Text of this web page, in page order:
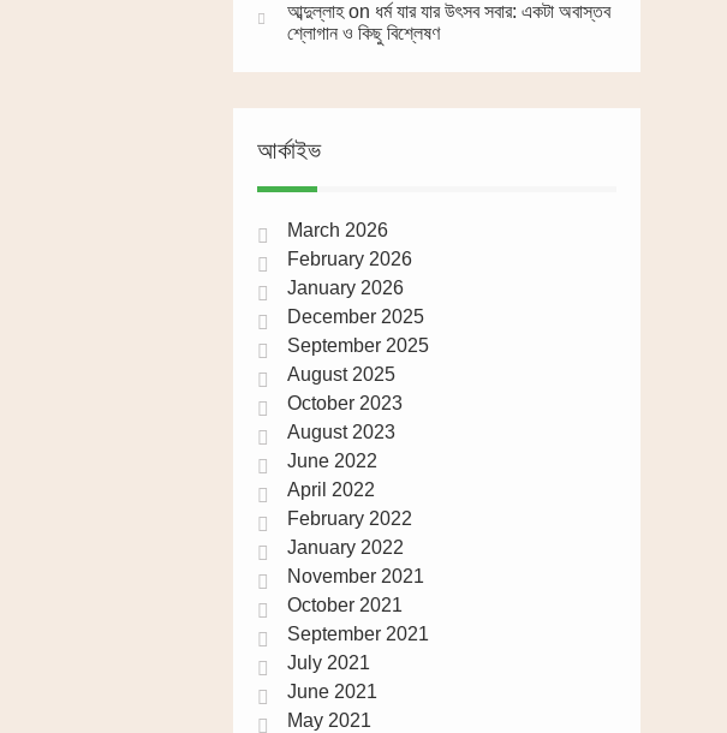
আব্দুল্লাহon ধর্ম যার যার উৎসব সবার: একটা অবাস্তব
শ্লোগান ও কিছু বিশ্লেষণ
আর্কাইভ
March 2026
February 2026
January 2026
December 2025
September 2025
August 2025
October 2023
August 2023
June 2022
April 2022
February 2022
January 2022
November 2021
October 2021
September 2021
July 2021
June 2021
May 2021